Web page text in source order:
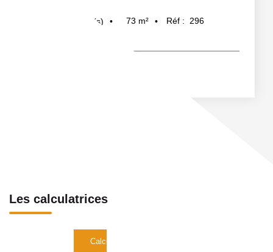
pièce(s) 73 m² Réf : 296
Les calculatrices
Calcul Frais de notaire